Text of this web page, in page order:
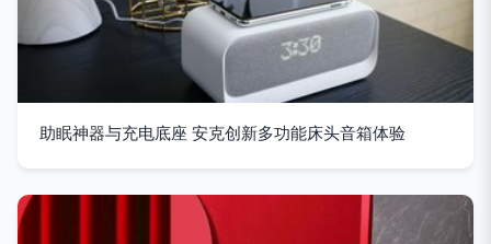
助眠神器与充电底座 安克创新多功能床头音箱体验